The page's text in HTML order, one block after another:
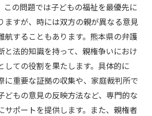
この問題では子どもの福祉を最優先に
ますが、時には双方の親が異なる意見
航することもあります。熊本県の弁護
と法的知識を持って、親権争いにおけ
しての役割を果たします。具体的に
に重要な証拠の収集や、家庭裁判所で
どもの意見の反映方法など、専門的な
サポートを提供します。また、親権者